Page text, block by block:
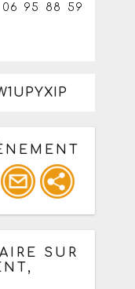
06 95 88 59
pour un
social
SUR